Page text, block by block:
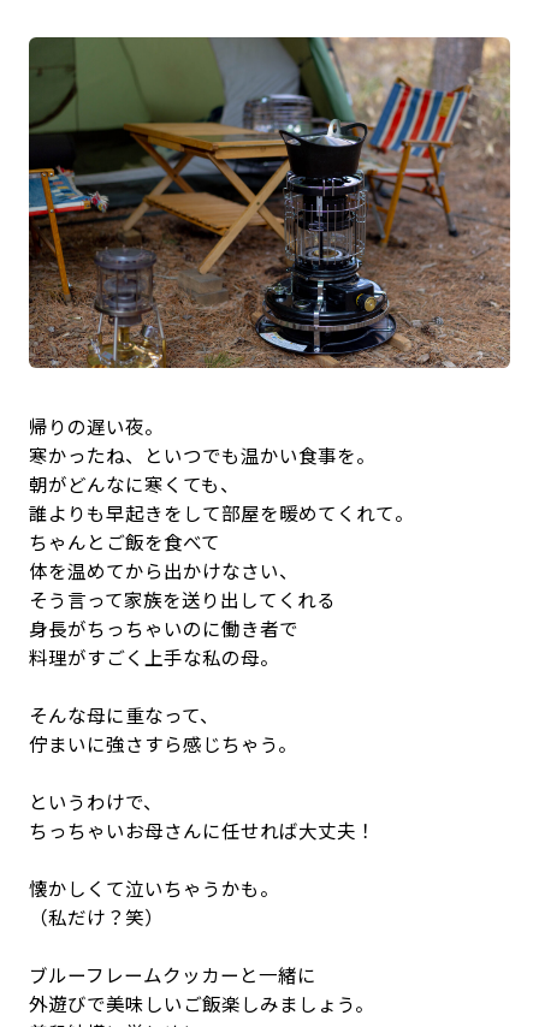
帰りの遅い夜。
寒かったね、といつでも温かい食事を。
朝がどんなに寒くても、
誰よりも早起きをして部屋を暖めてくれて。
ちゃんとご飯を食べて
体を温めてから出かけなさい、
そう言って家族を送り出してくれる
身長がちっちゃいのに働き者で
料理がすごく上手な私の母。
そんな母に重なって、
佇まいに強さすら感じちゃう。
というわけで、
ちっちゃいお母さんに任せれば大丈夫！
懐かしくて泣いちゃうかも。
（私だけ？笑）
ブルーフレームクッカーと一緒に
外遊びで美味しいご飯楽しみましょう。